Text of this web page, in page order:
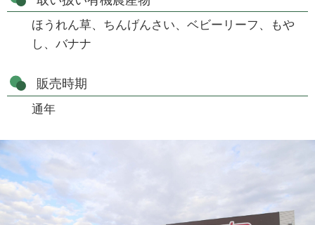
ほうれん草、ちんげんさい、ベビーリーフ、もや
し、バナナ
販売時期
通年